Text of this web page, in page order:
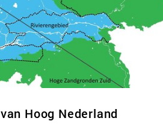
Hoog Nederland